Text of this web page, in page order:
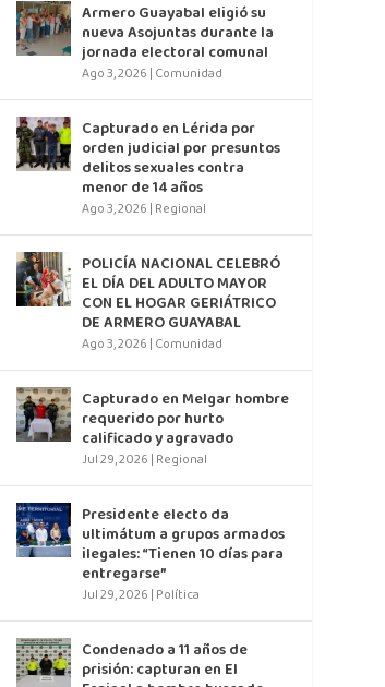
Armero Guayabal eligió su
nueva Asojuntas durante la
jornada electoral comunal
Ago 3, 2026 | Comunidad
Capturado en Lérida por
orden judicial por presuntos
delitos sexuales contra
menor de 14 años
Ago 3, 2026 | Regional
POLICÍA NACIONAL CELEBRÓ
EL DÍA DEL ADULTO MAYOR
CON EL HOGAR GERIÁTRICO
DE ARMERO GUAYABAL
Ago 3, 2026 | Comunidad
Capturado en Melgar hombre
requerido por hurto
calificado y agravado
Jul 29, 2026 | Regional
Presidente electo da
ultimátum a grupos armados
ilegales: “Tienen 10 días para
entregarse”
Jul 29, 2026 | Política
Condenado a 11 años de
prisión: capturan en El